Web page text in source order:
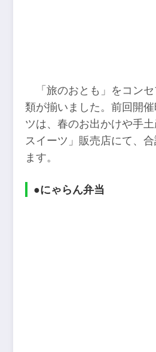
「旅のおとも」をコン
類が揃いました。前回開
ツは、春のお出かけや手
スイーツ」販売店にて、
ます。
●にゃらん弁当